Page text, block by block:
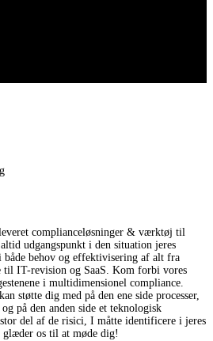
complianceløsninger & værktøj til
udgangspunkt i den situation jeres
behov og effektivisering af alt fra
til IT-revision og SaaS. Kom forbi vores
i multidimensionel compliance.
støtte dig med på den ene side processer,
på den anden side et teknologisk
stor del af de risici, I måtte identificere i jeres
os til at møde dig!